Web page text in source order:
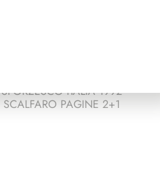
SFORZESCO ITALIA 1992
SCALFARO PAGINE 2+1